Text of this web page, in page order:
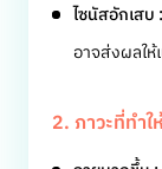
ไซนัสอักเสบ :
อาจส่งผลใ
2. ภาวะที่ทำ